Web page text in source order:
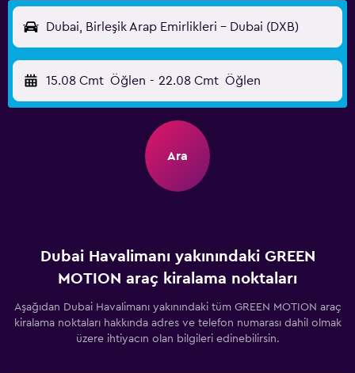
Dubai, Birleşik Arap Emirlikleri - Dubai (DXB)
15.08 Cmt Öğlen - 22.08 Cmt Öğlen
Ara
Dubai Havalimanı yakınındaki GREEN
MOTION araç kiralama noktaları
Aşağıdan Dubai Havalimanı yakınındaki tüm GREEN MOTION araç
kiralama noktaları hakkında adres ve telefon numarası dahil olmak
üzere ihtiyacın olan bilgileri edinebilirsin.